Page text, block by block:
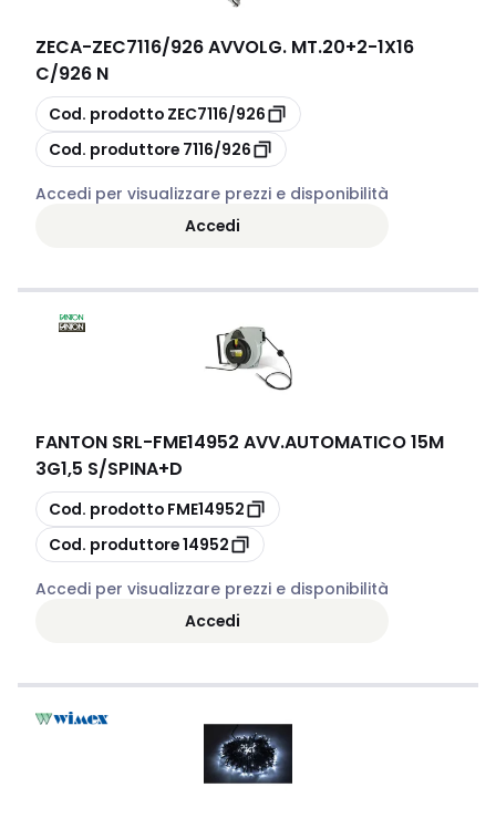
ZECA-ZEC7116/926 AVVOLG. MT.20+2-1X16
C/926 N
copia
Cod. prodotto ZEC7116/926
copia
Cod. produttore 7116/926
Accedi per visualizzare prezzi e disponibilità
Accedi
FANTON SRL-FME14952 AVV.AUTOMATICO 15M
3G1,5 S/SPINA+D
copia
Cod. prodotto FME14952
copia
Cod. produttore14952
Accedi per visualizzare prezzi e disponibilità
Accedi